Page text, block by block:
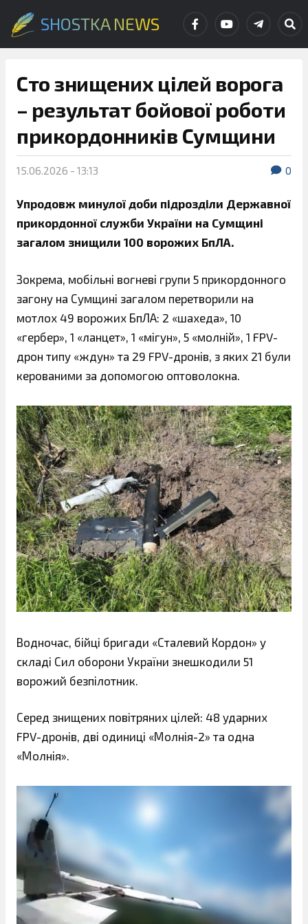
SHOSTKA NEWS
Сто знищених цілей ворога
– результат бойової роботи
прикордонників Сумщини
15.06.2026 - 13:13 0
Упродовж минулої доби підрозділи Державної
прикордонної служби України на Сумщині
загалом знищили 100 ворожих БпЛА.
Зокрема, мобільні вогневі групи 5 прикордонного
загону на Сумщині загалом перетворили на
мотлох 49 ворожих БпЛА: 2 «шахеда», 10
«гербер», 1 «ланцет», 1 «мігун», 5 «молній», 1 FPV-
дрон типу «ждун» та 29 FPV-дронів, з яких 21 були
керованими за допомогою оптоволокна.
Водночас, бійці бригади «Сталевий Кордон» у
складі Сил оборони України знешкодили 51
ворожий безпілотник.
Серед знищених повітряних цілей: 48 ударних
FPV-дронів, дві одиниці «Молнія-2» та одна
«Молнія».